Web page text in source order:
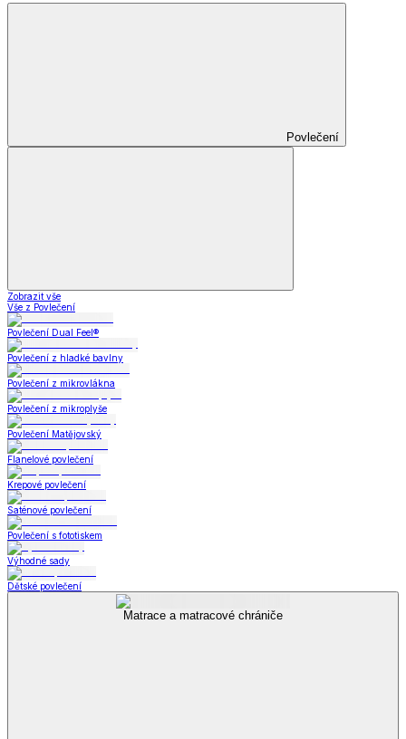
Povlečení
Zobrazit vše
Vše z Povlečení
Povlečení Dual Feel®
Povlečení z hladké bavlny
Povlečení z mikrovlákna
Povlečení z mikroplyše
Povlečení Matějovský
Flanelové povlečení
Krepové povlečení
Saténové povlečení
Povlečení s fototiskem
Výhodné sady
Dětské povlečení
Matrace a matracové chrániče